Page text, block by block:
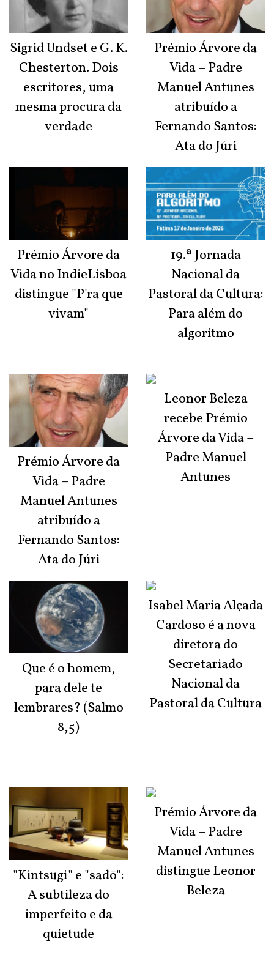
Sigrid Undset e G. K.
Chesterton. Dois
escritores, uma
mesma procura da
verdade
Prémio Árvore da
Vida no IndieLisboa
distingue "P'ra que
vivam"
Prémio Árvore da
Vida – Padre
Manuel Antunes
atribuído a
Fernando Santos:
Ata do Júri
Que é o homem,
para dele te
lembrares? (Salmo
8,5)
"Kintsugi" e "sadō":
A subtileza do
imperfeito e da
quietude
Prémio Árvore da
Vida – Padre
Manuel Antunes
atribuído a
Fernando Santos:
Ata do Júri
19.ª Jornada
Nacional da
Pastoral da Cultura:
Para além do
algoritmo
Leonor Beleza
recebe Prémio
Árvore da Vida –
Padre Manuel
Antunes
Isabel Maria Alçada
Cardoso é a nova
diretora do
Secretariado
Nacional da
Pastoral da Cultura
Prémio Árvore da
Vida – Padre
Manuel Antunes
distingue Leonor
Beleza